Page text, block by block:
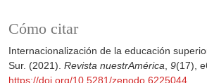
Cómo citar
Internacionalización de la educación
Sur. (2021). Revista nuestrAmérica 9(17),
https://doi.org/10.5281/zenodo.6225044